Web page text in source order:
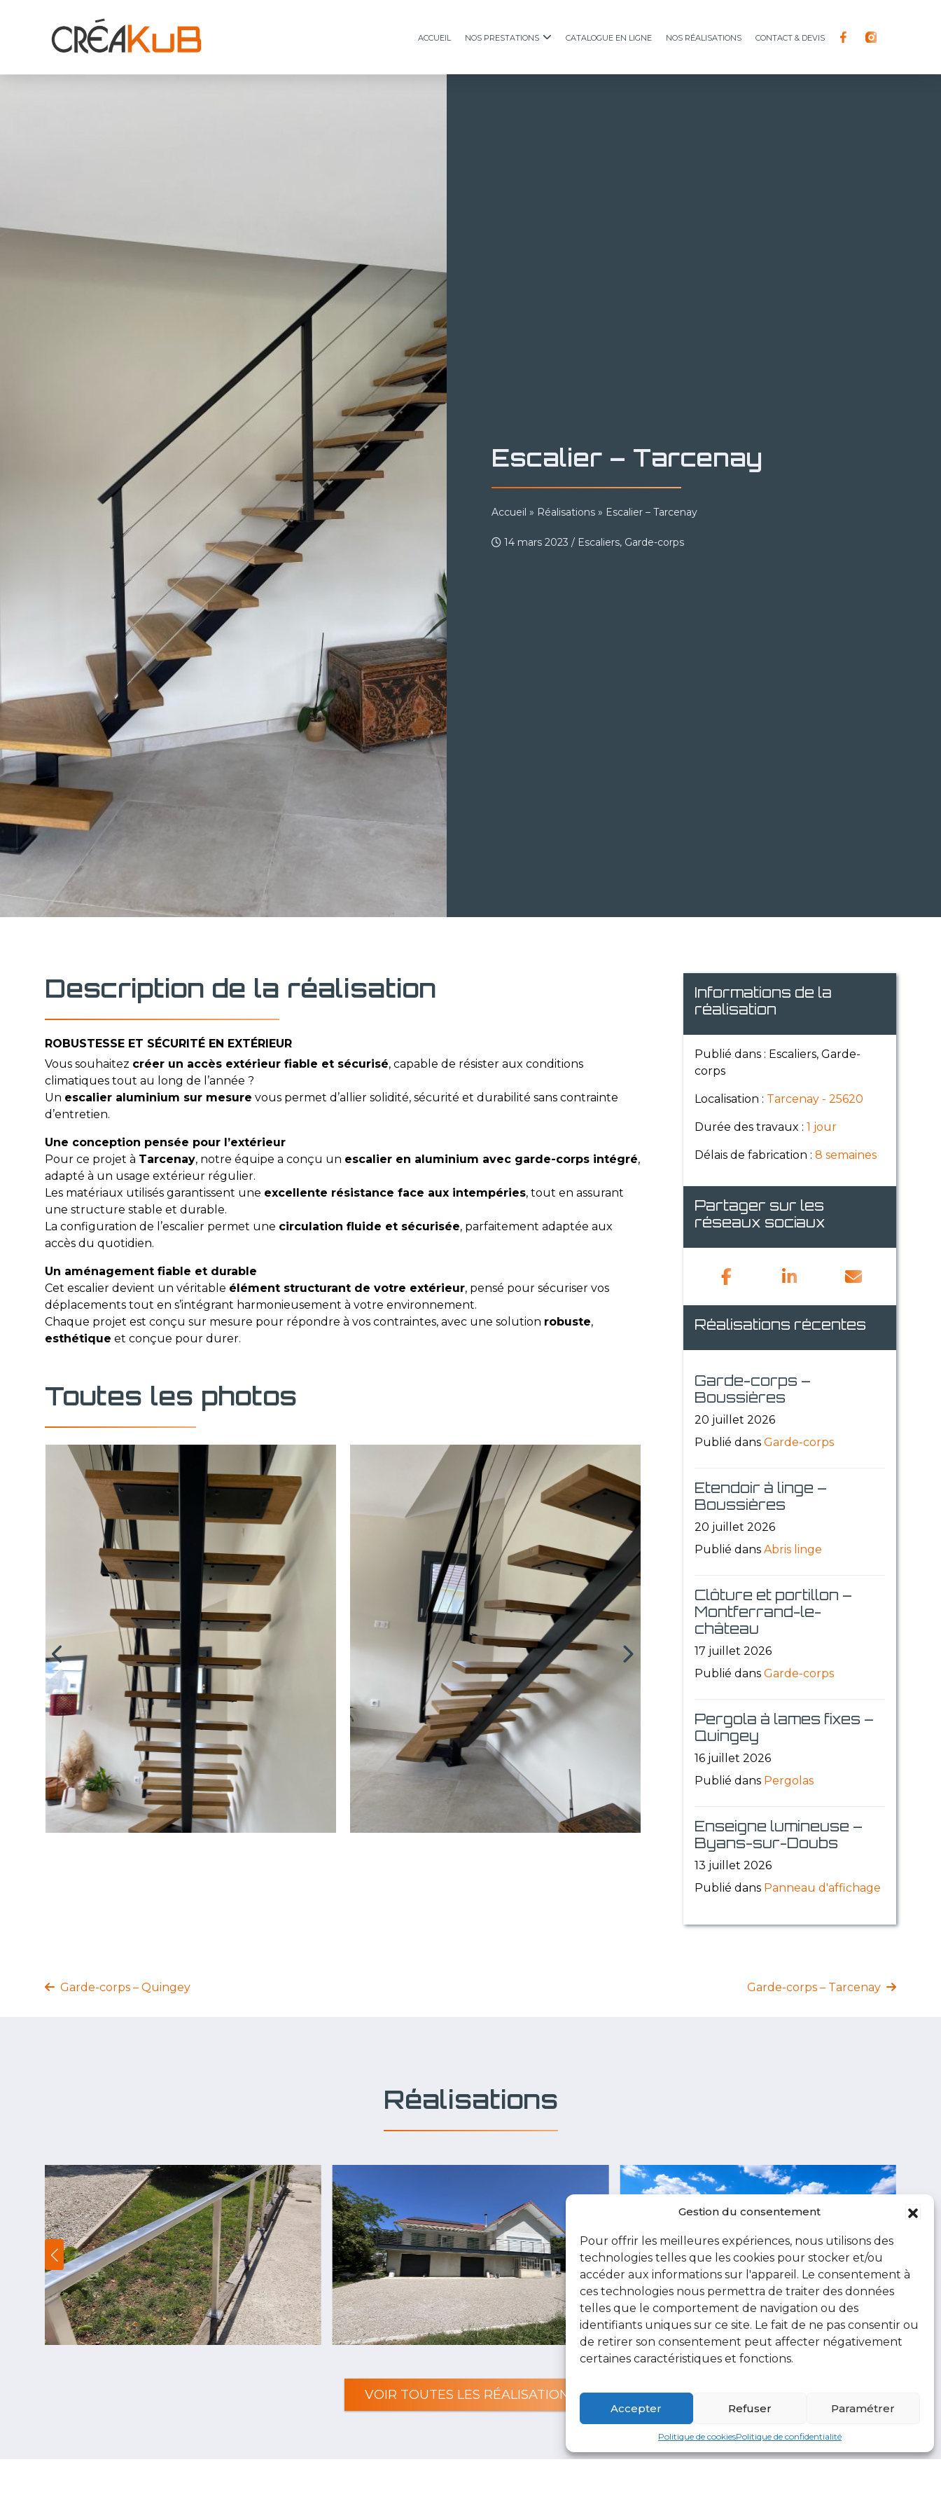
Gestion du consentement
Pour offrir les meilleures expériences, nous utilisons des
technologies telles que les cookies pour stocker et/ou
accéder aux informations sur l'appareil. Le consentement à
ces technologies nous permettra de traiter des données
telles que le comportement de navigation ou des
identifiants uniques sur ce site. Le fait de ne pas consentir ou
de retirer son consentement peut affecter négativement
certaines caractéristiques et fonctions.
Accepter Refuser Paramétrer
Politique de cookiesPolitique de confidentialité
Accueil Nos prestations Catalogue en ligne Nos réalisations Contact & devis
Escalier – Tarcenay
Accueil » Réalisations » Escalier – Tarcenay
14 mars 2023/ Escaliers, Garde-corps
Description de la réalisation
ROBUSTESSE ET SÉCURITÉ EN EXTÉRIEUR
Vous souhaitez créer un accès extérieur fiable et sécurisé, capable de résister aux conditions
climatiques tout au long de l’année ?
Un escalier aluminium sur mesure vous permet d’allier solidité, sécurité et durabilité sans contrainte
d’entretien.
Une conception pensée pour l’extérieur
Pour ce projet à Tarcenay, notre équipe a conçu un escalier en aluminium avec garde-corps intégré,
adapté à un usage extérieur régulier.
Les matériaux utilisés garantissent une excellente résistance face aux intempéries, tout en assurant
une structure stable et durable.
La configuration de l’escalier permet une circulation fluide et sécurisée, parfaitement adaptée aux
accès du quotidien.
Un aménagement fiable et durable
Cet escalier devient un véritable élément structurant de votre extérieur, pensé pour sécuriser vos
déplacements tout en s’intégrant harmonieusement à votre environnement.
Chaque projet est conçu sur mesure pour répondre à vos contraintes, avec une solution robuste,
esthétique et conçue pour durer.
Toutes les photos
Informations de la
réalisation
Publié dans : Escaliers, Garde-
corps
Localisation : Tarcenay - 25620
Durée des travaux : 1 jour
Délais de fabrication : 8 semaines
Partager sur les
réseaux sociaux
Réalisations récentes
Garde-corps –
Boussières
20 juillet 2026
Publié dans Garde-corps
Etendoir à linge –
Boussières
20 juillet 2026
Publié dans Abris linge
Clôture et portillon –
Montferrand-le-
château
17 juillet 2026
Publié dans Garde-corps
Pergola à lames fixes –
Quingey
16 juillet 2026
Publié dans Pergolas
Enseigne lumineuse –
Byans-sur-Doubs
13 juillet 2026
Publié dans Panneau d'affichage
Garde-corps – Quingey Garde-corps – Tarcenay
Réalisations
VOIR TOUTES LES RÉALISATIONS